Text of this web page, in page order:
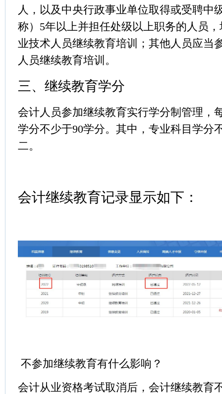
人 ，以及中央行政事业单位取得或受聘中
称） 5年以上并担任处级以上职务的人员 ，
业技术人员继续教育培训；其他人员应当
人员继续教育培训。
三、继续教育学分
会计人员参加继续教育实行学分制管理，
学分不少于90学分。其中，专业科目学分
二。
会计继续教育记录显示如下：
不参加继续教育有什么影响？
会计从业资格考试取消后，会计继续教育